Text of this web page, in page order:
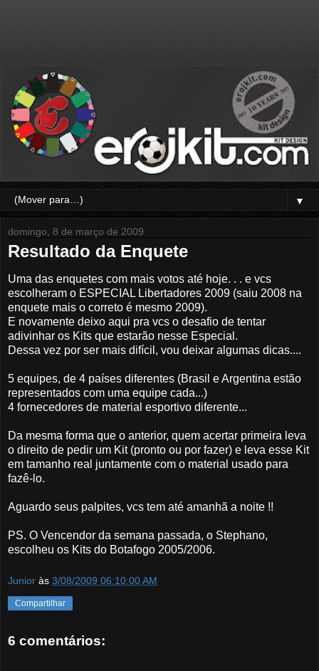
▼
domingo, 8 de março de 2009
Resultado da Enquete
Uma das enquetes com mais votos até hoje. . . e vcs
escolheram o ESPECIAL Libertadores 2009 (saiu 2008 na
enquete mais o correto é mesmo 2009).
E novamente deixo aqui pra vcs o desafio de tentar
adivinhar os Kits que estarão nesse Especial.
Dessa vez por ser mais difícil, vou deixar algumas dicas....
5 equipes, de 4 países diferentes (Brasil e Argentina estão
representados com uma equipe cada...)
4 fornecedores de material esportivo diferente...
Da mesma forma que o anterior, quem acertar primeira leva
o direito de pedir um Kit (pronto ou por fazer) e leva esse Kit
em tamanho real juntamente com o material usado para
fazê-lo.
Aguardo seus palpites, vcs tem até amanhã a noite !!
PS. O Vencendor da semana passada, o Stephano,
escolheu os Kits do Botafogo 2005/2006.
Junior às 3/08/2009 06:10:00 AM
Compartilhar
6 comentários: